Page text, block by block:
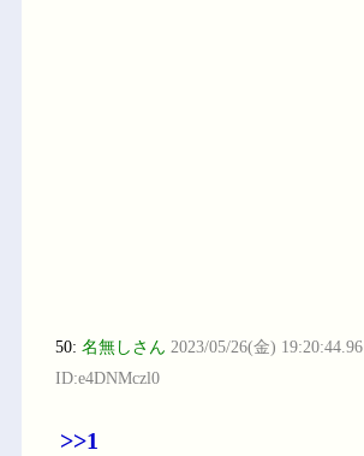
50:名無しさん 2023/05/26(金) 19:20:44.96
ID:e4DNMczl0
>>1